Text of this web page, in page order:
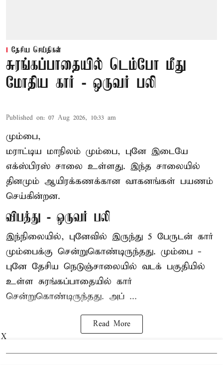
தேசிய செய்திகள்
சுரங்கப்பாதையில் டெம்போ மீது
மோதிய கார் - ஒருவர் பலி
Published on: 07 Aug 2026, 10:33 am
மும்பை,
மராட்டிய மாநிலம் மும்பை, புனே இடையே
எக்ஸ்பிரஸ் சாலை உள்ளது. இந்த சாலையில்
தினமும் ஆயிரக்கணக்கான வாகனங்கள் பயணம்
செய்கின்றன.
விபத்து - ஒருவர் பலி
இந்நிலையில், புனேவில் இருந்து 5 பேருடன் கார்
மும்பைக்கு சென்றுகொண்டிருந்தது. மும்பை -
புனே தேசிய நெடுஞ்சாலையில் வடக் பகுதியில்
உள்ள சுரங்கப்பாதையில் கார்
சென்றுகொண்டிருந்தது. அப் ...
Read More
X